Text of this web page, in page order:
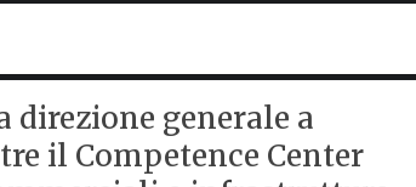
direzione generale a
il Competence Center